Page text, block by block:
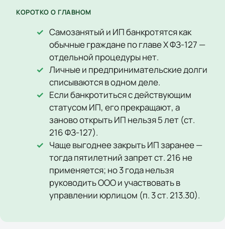
КОРОТКО О ГЛАВНОМ
Самозанятый и ИП банкротятся как
обычные граждане по главе X ФЗ-127 —
отдельной процедуры нет.
Личные и предпринимательские долги
списываются в одном деле.
Если банкротиться с действующим
статусом ИП, его прекращают, а
заново открыть ИП нельзя 5 лет (ст.
216 ФЗ-127).
Чаще выгоднее закрыть ИП заранее —
тогда пятилетний запрет ст. 216 не
применяется; но 3 года нельзя
руководить ООО и участвовать в
управлении юрлицом (п. 3 ст. 213.30).